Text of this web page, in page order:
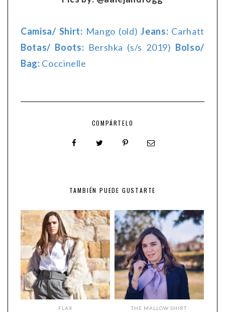
Camisa/ Shirt: Mango (old)Jeans: Carhatt
Botas/ Boots: Bershka (s/s 2019) Bolso/
Bag: Coccinelle
COMPÁRTELO
TAMBIÉN PUEDE GUSTARTE
FLAX THE MALLOW SHIRT